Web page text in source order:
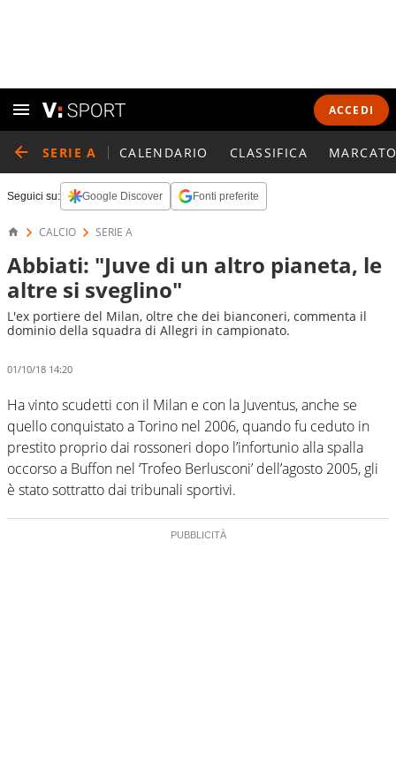
ACCEDI
SERIE A CALENDARIO CLASSIFICA
Seguici su: Google Discover Fonti preferite
CALCIO SERIE A
Abbiati: "Juve di un altro pianeta, le
altre si sveglino"
L'ex portiere del Milan, oltre che dei bianconeri, commenta il
dominio della squadra di Allegri in campionato.
01/10/18 14:20
Ha vinto scudetti con il Milan e con la Juventus, anche se
quello conquistato a Torino nel 2006, quando fu ceduto in
prestito proprio dai rossoneri dopo l’infortunio alla spalla
occorso a Buffon nel ‘Trofeo Berlusconi’ dell’agosto 2005, gli
è stato sottratto dai tribunali sportivi.